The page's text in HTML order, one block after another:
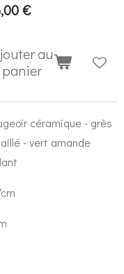
€
au
panier
céramique - grès
- vert amande